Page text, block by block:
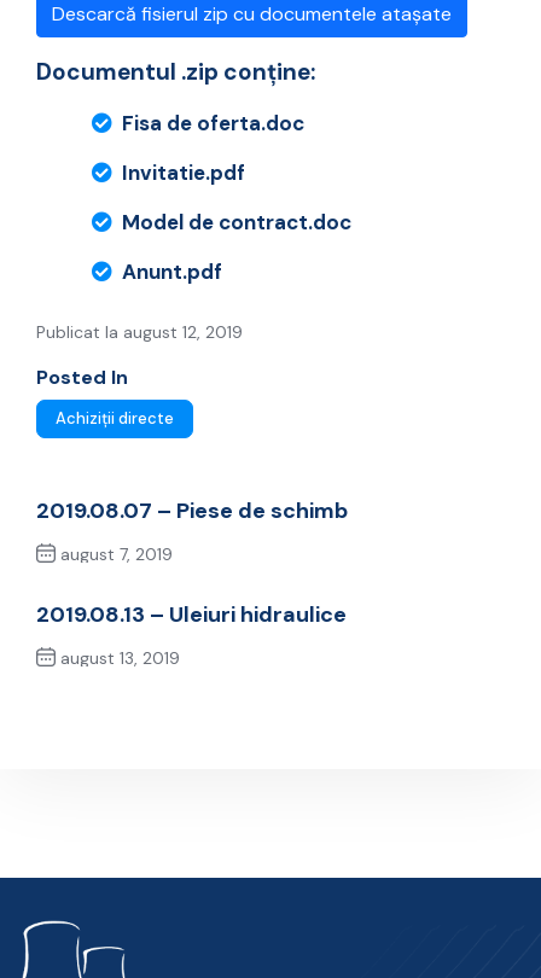
Descarcă fisierul zip cu documentele atașate
Documentul .zip conține:
Fisa de oferta.doc
Invitatie.pdf
Model de contract.doc
Anunt.pdf
Publicat la august 12, 2019
Posted In
Achiziții directe
2019.08.07 – Piese de schimb
august 7, 2019
2019.08.13 – Uleiuri hidraulice
august 13, 2019